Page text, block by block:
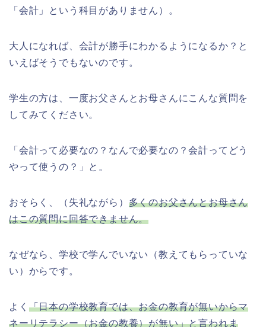
「会計」という科目がありません）。
大人になれば、会計が勝手にわかるようになるか？と
いえばそうでもないのです。
学生の方は、一度お父さんとお母さんにこんな質問を
してみてください。
「会計って必要なの？なんで必要なの？会計ってどう
やって使うの？」と。
おそらく、（失礼ながら） 多くのお父さんとお母さん
はこの質問に回答できません。
なぜなら、学校で学んでいない（教えてもらっていな
い）からです。
よく 「日本の学校教育では、お金の教育が無いからマ
ネーリテラシー（お金の教養）が無い」と言われま